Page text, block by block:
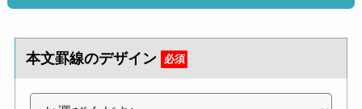
本文罫線のデザイン 必須